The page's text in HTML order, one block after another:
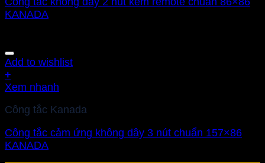
KANADA
Add to wishlist
+
Xem nhanh
Công tắc Kanada
Công tắc cảm ứng không dây 3 nút chuẩn 157×86
KANADA